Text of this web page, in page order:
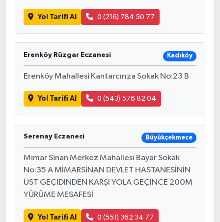
Yol Tarifi Al 0 (216) 784 50 77
Erenköy Rüzgar Eczanesi Kadıköy
Erenköy Mahallesi Kantarcırıza Sokak No:23 B
Yol Tarifi Al 0 (543) 576 82 04
Serenay Eczanesi Büyükçekmece
Mimar Sinan Merkez Mahallesi Bayar Sokak
No:35 A MİMARSİNAN DEVLET HASTANESİNİN
ÜST GEÇİDİNDEN KARŞI YOLA GEÇİNCE 200M
YÜRÜME MESAFESİ
Yol Tarifi Al 0 (551) 362 34 77